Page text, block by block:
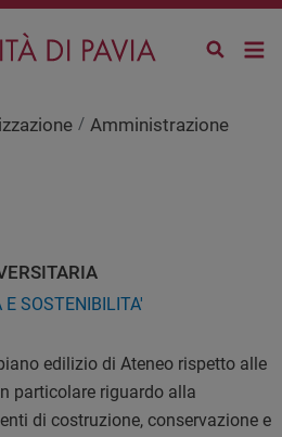
Amministrazione
social
E SOSTENIBILITA'
edilizio di Ateneo rispetto alle
particolare riguardo alla
di costruzione, conservazione e